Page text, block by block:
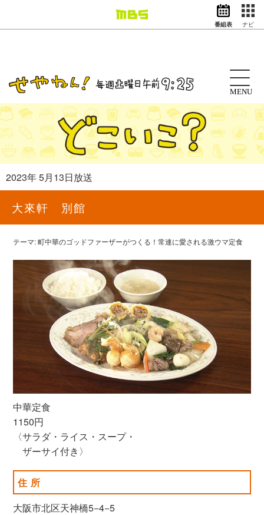
ドラマ
アニメ
動画イズム ニュース
天気・防災 イベント
映画
グッズ
番組表 ナビ
MENU
2023年 5月13日放送
大來軒 別館
テーマ: 町中華のゴッドファーザーがつくる！常連に愛される激ウマ定食
中華定食
1150円
〈サラダ・ライス・スープ・
ザーサイ付き〉
住所
大阪市北区天神橋5−4−5